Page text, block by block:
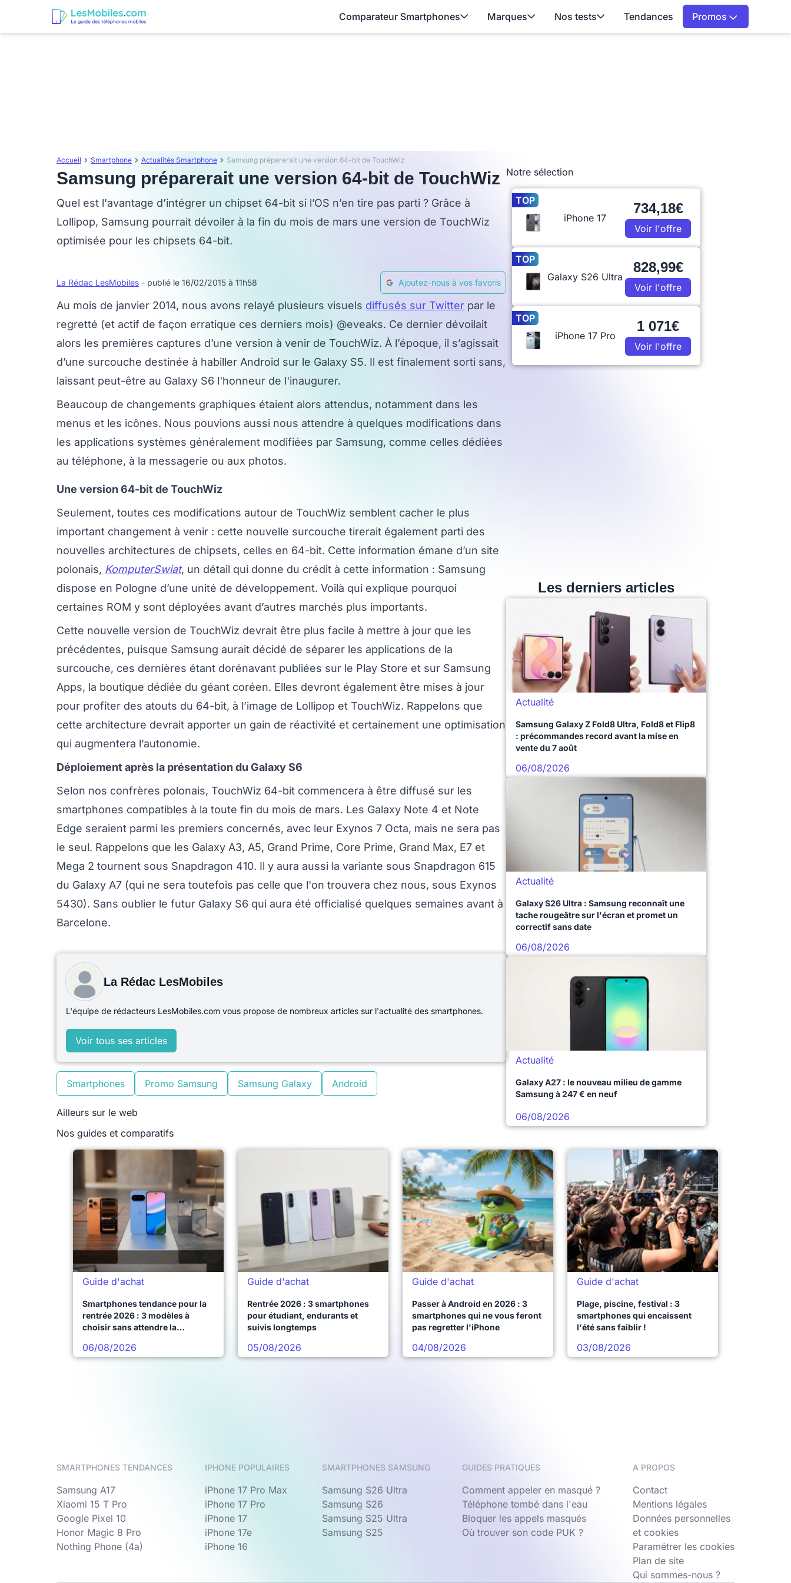
Comparateur Smartphones Marques Nos tests Tendances Promos
Accueil Smartphone Actualités Smartphone Samsung préparerait une version 64-bit de TouchWiz
Samsung préparerait une version 64-bit de TouchWiz
Quel est l'avantage d’intégrer un chipset 64-bit si l’OS n’en tire pas parti ? Grâce à
Lollipop, Samsung pourrait dévoiler à la fin du mois de mars une version de TouchWiz
optimisée pour les chipsets 64-bit.
La Rédac LesMobiles - publié le 16/02/2015 à 11h58 Ajoutez-nous à vos favoris
Au mois de janvier 2014, nous avons relayé plusieurs visuels diffusés sur Twitter par le
regretté (et actif de façon erratique ces derniers mois) @eveaks. Ce dernier dévoilait
alors les premières captures d’une version à venir de TouchWiz. À l’époque, il s’agissait
d’une surcouche destinée à habiller Android sur le Galaxy S5. Il est finalement sorti sans,
laissant peut-être au Galaxy S6 l'honneur de l'inaugurer.
Beaucoup de changements graphiques étaient alors attendus, notamment dans les
menus et les icônes. Nous pouvions aussi nous attendre à quelques modifications dans
les applications systèmes généralement modifiées par Samsung, comme celles dédiées
au téléphone, à la messagerie ou aux photos.
Une version 64-bit de TouchWiz
Seulement, toutes ces modifications autour de TouchWiz semblent cacher le plus
important changement à venir : cette nouvelle surcouche tirerait également parti des
nouvelles architectures de chipsets, celles en 64-bit. Cette information émane d’un site
polonais, KomputerSwiat, un détail qui donne du crédit à cette information : Samsung
dispose en Pologne d’une unité de développement. Voilà qui explique pourquoi
certaines ROM y sont déployées avant d’autres marchés plus importants.
Cette nouvelle version de TouchWiz devrait être plus facile à mettre à jour que les
précédentes, puisque Samsung aurait décidé de séparer les applications de la
surcouche, ces dernières étant dorénavant publiées sur le Play Store et sur Samsung
Apps, la boutique dédiée du géant coréen. Elles devront également être mises à jour
pour profiter des atouts du 64-bit, à l’image de Lollipop et TouchWiz. Rappelons que
cette architecture devrait apporter un gain de réactivité et certainement une optimisation
qui augmentera l’autonomie.
Déploiement après la présentation du Galaxy S6
Selon nos confrères polonais, TouchWiz 64-bit commencera à être diffusé sur les
smartphones compatibles à la toute fin du mois de mars. Les Galaxy Note 4 et Note
Edge seraient parmi les premiers concernés, avec leur Exynos 7 Octa, mais ne sera pas
le seul. Rappelons que les Galaxy A3, A5, Grand Prime, Core Prime, Grand Max, E7 et
Mega 2 tournent sous Snapdragon 410. Il y aura aussi la variante sous Snapdragon 615
du Galaxy A7 (qui ne sera toutefois pas celle que l'on trouvera chez nous, sous Exynos
5430). Sans oublier le futur Galaxy S6 qui aura été officialisé quelques semaines avant à
Barcelone.
La Rédac LesMobiles
L'équipe de rédacteurs LesMobiles.com vous propose de nombreux articles sur l'actualité des smartphones.
Voir tous ses articles
Smartphones Promo Samsung Samsung Galaxy Android
Ailleurs sur le web
Notre sélection
TOP
iPhone 17
734,18€
Voir l'offre
TOP
Galaxy S26 Ultra
828,99€
Voir l'offre
TOP
iPhone 17 Pro
1 071€
Voir l'offre
Les derniers articles
Actualité
Samsung Galaxy Z Fold8 Ultra, Fold8 et Flip8
: précommandes record avant la mise en
vente du 7 août
06/08/2026
Actualité
Galaxy S26 Ultra : Samsung reconnaît une
tache rougeâtre sur l'écran et promet un
correctif sans date
06/08/2026
Actualité
Galaxy A27 : le nouveau milieu de gamme
Samsung à 247 € en neuf
06/08/2026
Nos guides et comparatifs
Guide d'achat
Smartphones tendance pour la
rentrée 2026 : 3 modèles à
choisir sans attendre la
06/08/2026
Guide d'achat
Rentrée 2026 : 3 smartphones
pour étudiant, endurants et
suivis longtemps
05/08/2026
Guide d'achat
Passer à Android en 2026 : 3
smartphones qui ne vous feront
pas regretter l'iPhone
04/08/2026
Guide d'achat
Plage, piscine, festival : 3
smartphones qui encaissent
l'été sans faiblir !
03/08/2026
SMARTPHONES TENDANCES
Samsung A17
Xiaomi 15 T Pro
Google Pixel 10
Honor Magic 8 Pro
Nothing Phone (4a)
IPHONE POPULAIRES
iPhone 17 Pro Max
iPhone 17 Pro
iPhone 17
iPhone 17e
iPhone 16
SMARTPHONES SAMSUNG
Samsung S26 Ultra
Samsung S26
Samsung S25 Ultra
Samsung S25
GUIDES PRATIQUES
Comment appeler en masqué ?
Téléphone tombé dans l'eau
Bloquer les appels masqués
Où trouver son code PUK ?
A PROPOS
Contact
Mentions légales
Données personnelles
et cookies
Paramétrer les cookies
Plan de site
Qui sommes-nous ?